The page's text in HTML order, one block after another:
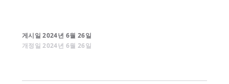
게시일2024년 6월 26일
개정일2024년 6월 26일